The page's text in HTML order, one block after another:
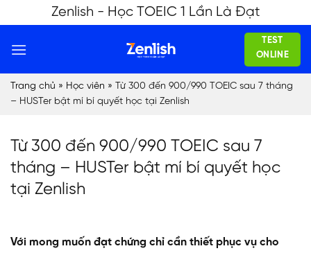
to
content
Zenlish - Học TOEIC 1 Lần Là Đạt
TEST
ONLINE
Trang chủ » Học viên » Từ 300 đến 900/990 TOEIC sau 7 tháng
– HUSTer bật mí bí quyết học tại Zenlish
Từ 300 đến 900/990 TOEIC sau 7
tháng – HUSTer bật mí bí quyết học
tại Zenlish
Với mong muốn đạt chứng chỉ cần thiết phục vụ cho